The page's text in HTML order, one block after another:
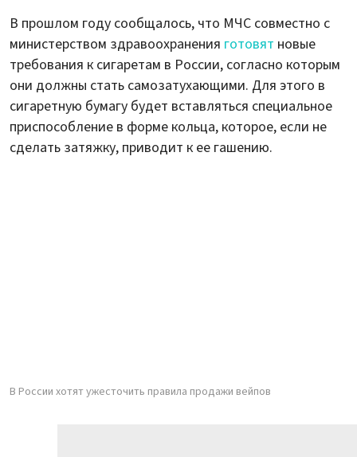
В прошлом году сообщалось, что МЧС совместно с
министерством здравоохранения готовят новые
требования к сигаретам в России, согласно которым
они должны стать самозатухающими. Для этого в
сигаретную бумагу будет вставляться специальное
приспособление в форме кольца, которое, если не
сделать затяжку, приводит к ее гашению.
В России хотят ужесточить правила продажи вейпов